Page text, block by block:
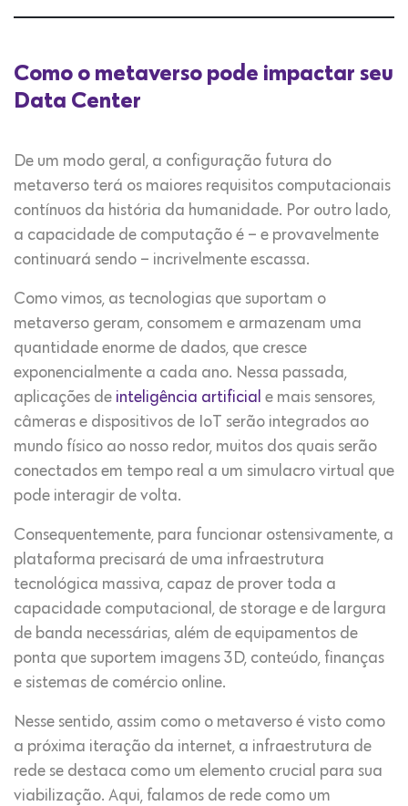
Como o metaverso pode impactar seu
Data Center
De um modo geral, a configuração futura do
metaverso terá os maiores requisitos computacionais
contínuos da história da humanidade. Por outro lado,
a capacidade de computação é – e provavelmente
continuará sendo – incrivelmente escassa.
Como vimos, as tecnologias que suportam o
metaverso geram, consomem e armazenam uma
quantidade enorme de dados, que cresce
exponencialmente a cada ano. Nessa passada,
aplicações de inteligência artificial e mais sensores,
câmeras e dispositivos de IoT serão integrados ao
mundo físico ao nosso redor, muitos dos quais serão
conectados em tempo real a um simulacro virtual que
pode interagir de volta.
Consequentemente, para funcionar ostensivamente, a
plataforma precisará de uma infraestrutura
tecnológica massiva, capaz de prover toda a
capacidade computacional, de storage e de largura
de banda necessárias, além de equipamentos de
ponta que suportem imagens 3D, conteúdo, finanças
e sistemas de comércio online.
Nesse sentido, assim como o metaverso é visto como
a próxima iteração da internet, a infraestrutura de
rede se destaca como um elemento crucial para sua
viabilização. Aqui, falamos de rede como um